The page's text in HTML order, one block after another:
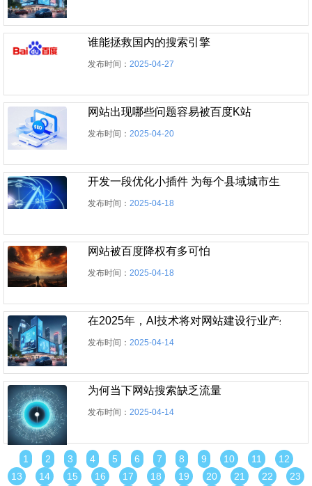
谁能拯救国内的搜索引擎
发布时间：2025-04-27
网站出现哪些问题容易被百度K站
发布时间：2025-04-20
开发一段优化小插件 为每个县域城市生成一
发布时间：2025-04-18
网站被百度降权有多可怕
发布时间：2025-04-18
在2025年，AI技术将对网站建设行业产生深
发布时间：2025-04-14
为何当下网站搜索缺乏流量
发布时间：2025-04-14
1 2 3 4 5 6 7 8 9 10 11
12
13
14 15 16 17 18 19 20 21 22 23